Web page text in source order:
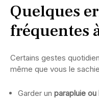
Quelques
fréquentes
Certains gestes
même que vous le
Garder un parapluie